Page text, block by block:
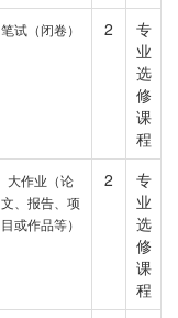
笔试（闭卷） 2
专
业
选
修
课
程
大作业（论
文、报告、项
目或作品等）
2
专
业
选
修
课
程